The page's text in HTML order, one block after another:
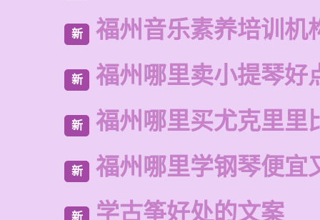
新 福州音乐素养培训机
新 福州哪里卖小提琴好
新 福州哪里买尤克里里
新 福州哪里学钢琴便宜
新 学古筝好处的文案